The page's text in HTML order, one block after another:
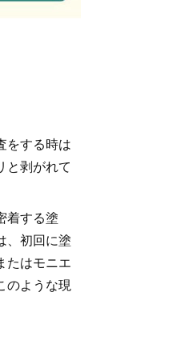
をする時は
と剥がれて
着する塗
、初回に塗
たはモニエ
のような現